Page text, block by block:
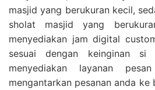
masjid yang berukuran kecil,
sholat masjid yang
menyediakan jam digital
sesuai dengan keinginan si
menyediakan layanan
mengantarkan pesanan anda